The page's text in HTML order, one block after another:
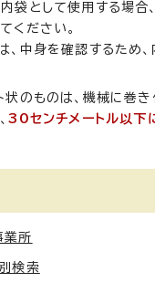
袋として使用する場合
ください。
、中身を確認するため
状のものは、機械に巻
30センチメートル以下
業所
検索